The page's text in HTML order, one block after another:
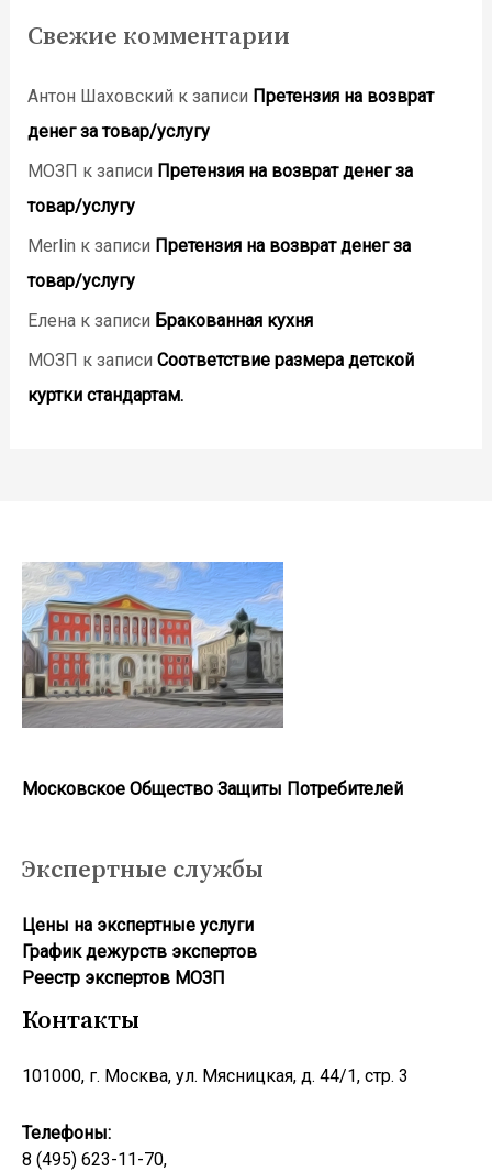
Свежие комментарии
Антон Шаховский к записи Претензия на возврат
денег за товар/услугу
МОЗП к записи Претензия на возврат денег за
товар/услугу
Merlin к записи Претензия на возврат денег за
товар/услугу
Еленак записи Бракованная кухня
МОЗП к записи Соответствие размера детской
куртки стандартам.
Московское Общество Защиты Потребителей
Экспертные службы
Цены на экспертные услуги
График дежурств экспертов
Реестр экcпертов МОЗП
Контакты
101000, г. Москва, ул. Мясницкая, д. 44/1, стр. 3
Телефоны:
8 (495) 623-11-70,